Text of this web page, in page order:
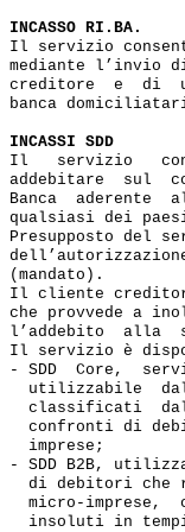
INCASSO RI.BA.
Il servizio
mediante l’invio
creditore  e  di
banca
INCASSI SDD
Il   servizio
addebitare  sul
Banca
qualsiasi dei
Presupposto del
(mandato).
Il cliente
che provvede a
l’addebito  alla
Il servizio è
- SDD  Core,
utilizzabile
classificati
confronti di
  imprese;
- SDD B2B,
di debitori che
micro-imprese,
insoluti in